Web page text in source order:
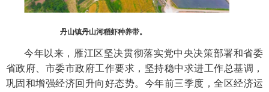
丹山镇丹山河稻虾种养带。
今年以来，雁江区坚决贯彻落实党中央决策部署和省委
省政府、市委市政府工作要求，坚持稳中求进工作总基调，
巩固和增强经济回升向好态势。今年前三季度，全区经济运